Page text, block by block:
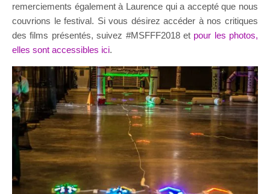
remerciements également à Laurence qui a accepté que nous
couvrions le festival. Si vous désirez accéder à nos critiques
des films présentés, suivez #MSFFF2018 et pour les photos,
elles sont accessibles ici.